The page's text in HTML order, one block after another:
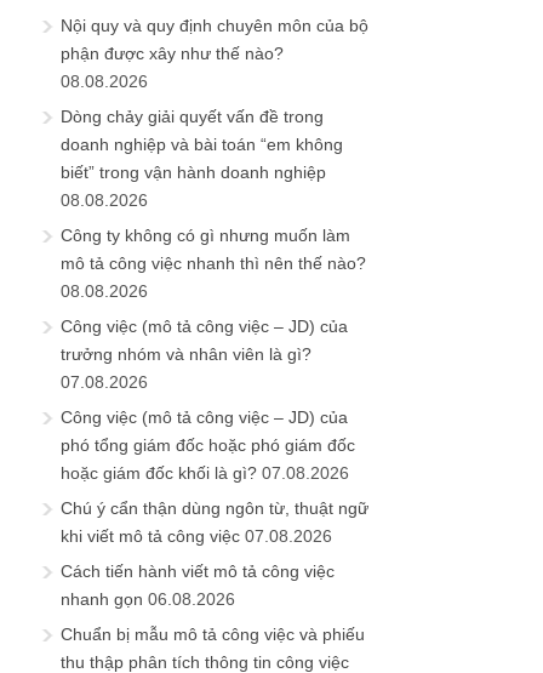
Nội quy và quy định chuyên môn của bộ
phận được xây như thế nào?
08.08.2026
Dòng chảy giải quyết vấn đề trong
doanh nghiệp và bài toán “em không
biết” trong vận hành doanh nghiệp
08.08.2026
Công ty không có gì nhưng muốn làm
mô tả công việc nhanh thì nên thế nào?
08.08.2026
Công việc (mô tả công việc – JD) của
trưởng nhóm và nhân viên là gì?
07.08.2026
Công việc (mô tả công việc – JD) của
phó tổng giám đốc hoặc phó giám đốc
hoặc giám đốc khối là gì? 07.08.2026
Chú ý cẩn thận dùng ngôn từ, thuật ngữ
khi viết mô tả công việc 07.08.2026
Cách tiến hành viết mô tả công việc
nhanh gọn 06.08.2026
Chuẩn bị mẫu mô tả công việc và phiếu
thu thập phân tích thông tin công việc